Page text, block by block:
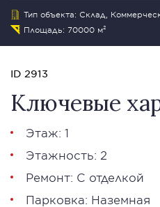
Тип объекта: Склад,
Площадь: 70000 м²
ID 2913
Ключевые
Этаж: 1
Этажность: 2
Ремонт: С отделкой
Парковка: Наземная